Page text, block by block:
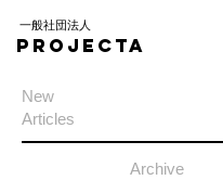
一般社団法人
PROJECTA
New
Articles
Archive